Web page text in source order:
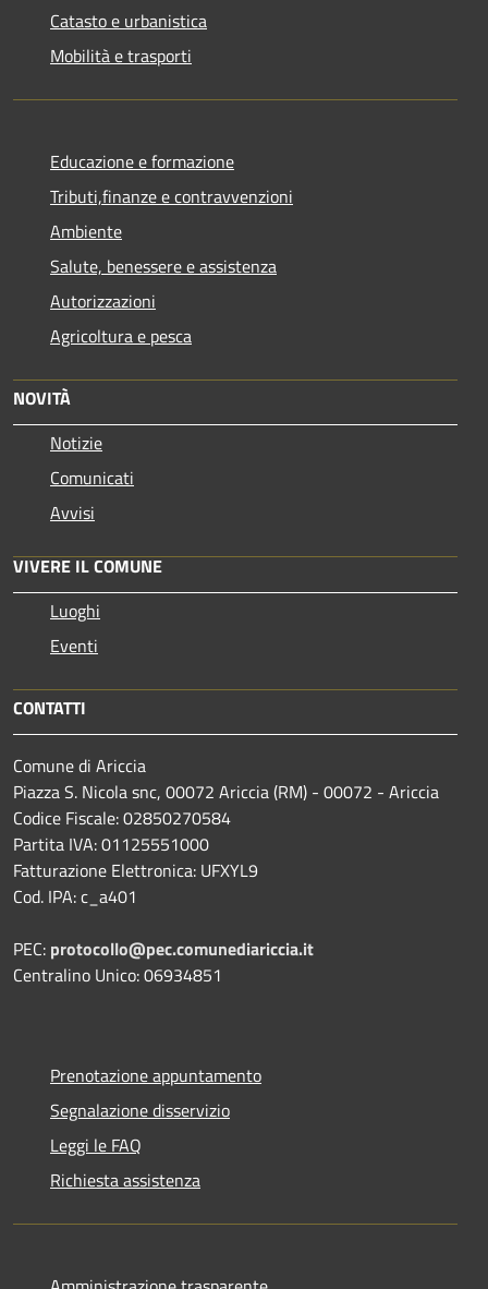
Catasto e urbanistica
Mobilità e trasporti
Educazione e formazione
Tributi,finanze e contravvenzioni
Ambiente
Salute, benessere e assistenza
Autorizzazioni
Agricoltura e pesca
NOVITÀ
Notizie
Comunicati
Avvisi
VIVERE IL COMUNE
Luoghi
Eventi
CONTATTI
Comune di Ariccia
Piazza S. Nicola snc, 00072 Ariccia (RM) - 00072 - Ariccia
Codice Fiscale: 02850270584
Partita IVA: 01125551000
Fatturazione Elettronica: UFXYL9
Cod. IPA: c_a401
PEC: protocollo@pec.comunediariccia.it
Centralino Unico: 06934851
Prenotazione appuntamento
Segnalazione disservizio
Leggi le FAQ
Richiesta assistenza